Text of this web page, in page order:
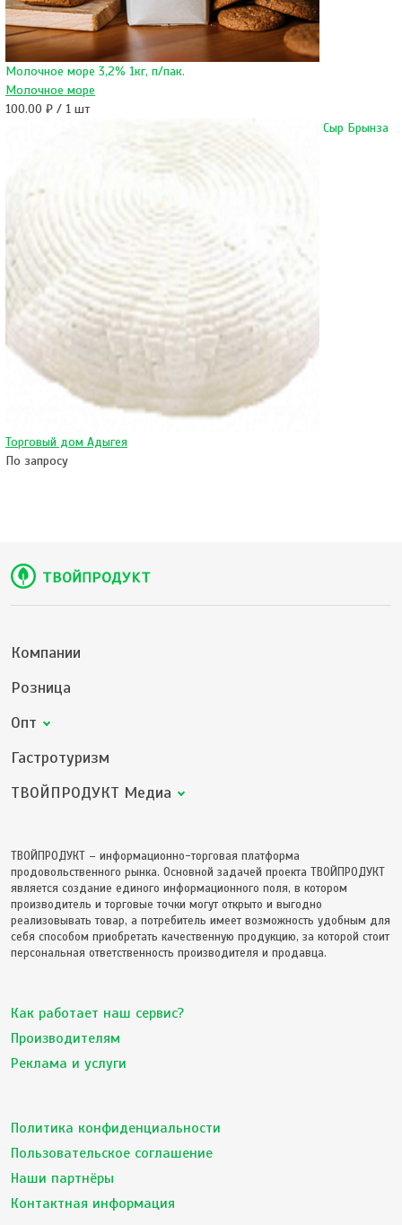
Молочное море 3,2% 1кг, п/пак.
Молочное море
100.00 ₽ / 1 шт
Сыр Брынза
Торговый дом Адыгея
По запросу
Компании
Розница
Опт
Гастротуризм
ТВОЙПРОДУКТ Медиа
ТВОЙПРОДУКТ – информационно-торговая платформа
продовольственного рынка. Основной задачей проекта ТВОЙПРОДУКТ
является создание единого информационного поля, в котором
производитель и торговые точки могут открыто и выгодно
реализовывать товар, а потребитель имеет возможность удобным для
себя способом приобретать качественную продукцию, за которой стоит
персональная ответственность производителя и продавца.
Как работает наш сервис?
Производителям
Реклама и услуги
Политика конфиденциальности
Пользовательское соглашение
Наши партнёры
Контактная информация